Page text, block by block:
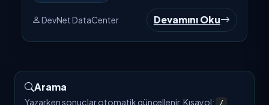
DevNet DataCenter Devamını Oku
Arama
Yazarken sonuçlar otomatik güncellenir. Kısayol: